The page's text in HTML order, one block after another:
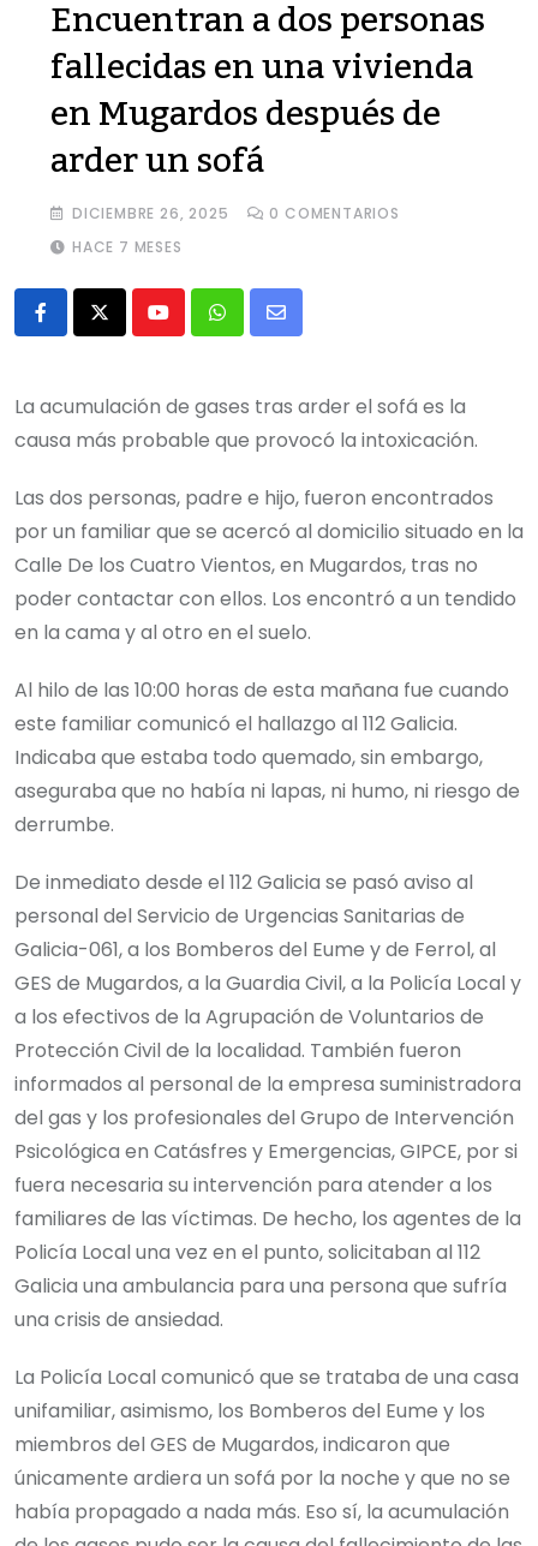
Encuentran a dos personas
fallecidas en una vivienda
en Mugardos después de
arder un sofá
DICIEMBRE 26, 2025 0 COMENTARIOS
HACE 7 MESES
YoutubeWhatsapp
Share
La acumulación de gases tras arder el sofá es la
causa más probable que provocó la intoxicación.
Las dos personas, padre e hijo, fueron encontrados
por un familiar que se acercó al domicilio situado en la
Calle De los Cuatro Vientos, en Mugardos, tras no
poder contactar con ellos. Los encontró a un tendido
en la cama y al otro en el suelo.
Al hilo de las 10:00 horas de esta mañana fue cuando
este familiar comunicó el hallazgo al 112 Galicia.
Indicaba que estaba todo quemado, sin embargo,
aseguraba que no había ni lapas, ni humo, ni riesgo de
derrumbe.
De inmediato desde el 112 Galicia se pasó aviso al
personal del Servicio de Urgencias Sanitarias de
Galicia-061, a los Bomberos del Eume y de Ferrol, al
GES de Mugardos, a la Guardia Civil, a la Policía Local y
a los efectivos de la Agrupación de Voluntarios de
Protección Civil de la localidad. También fueron
informados al personal de la empresa suministradora
del gas y los profesionales del Grupo de Intervención
Psicológica en Catásfres y Emergencias, GIPCE, por si
fuera necesaria su intervención para atender a los
familiares de las víctimas. De hecho, los agentes de la
Policía Local una vez en el punto, solicitaban al 112
Galicia una ambulancia para una persona que sufría
una crisis de ansiedad.
La Policía Local comunicó que se trataba de una casa
unifamiliar, asimismo, los Bomberos del Eume y los
miembros del GES de Mugardos, indicaron que
únicamente ardiera un sofá por la noche y que no se
había propagado a nada más. Eso sí, la acumulación